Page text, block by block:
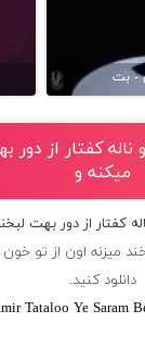
- بت
ناله کفتار از
میکنه و
کفتار از دور بهت
میزنه اون از تو
دانلود کنید.
Tataloo Ye Saram